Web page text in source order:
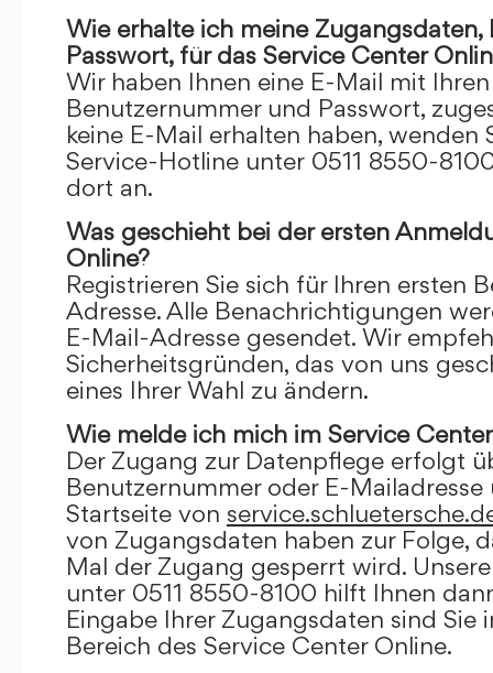
Wie erhalte ich meine
Passwort, für das Service Center
Wir haben Ihnen eine E-Mail mit
Benutzernummer und Passwort,
keine E-Mail erhalten haben, wenden
Service-Hotline unter 0511 8550-
dort an.
Was geschieht bei der ersten
Online?
Registrieren Sie sich für Ihren ersten
Adresse. Alle Benachrichtigungen
E-Mail-Adresse gesendet. Wir
Sicherheitsgründen, das von uns
eines Ihrer Wahl zu ändern.
Wie melde ich mich im Service
Der Zugang zur Datenpflege erfolgt
Benutzernummer oder E-
Startseite von
von Zugangsdaten haben zur Folge,
Mal der Zugang gesperrt wird.
unter 0511 8550-8100 hilft Ihnen
Eingabe Ihrer Zugangsdaten sind Sie
Bereich des Service Center Online.